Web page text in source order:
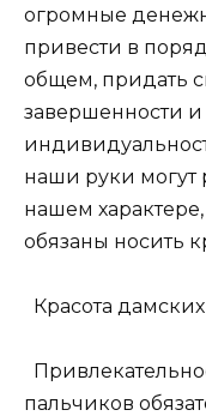
огромные
привести в
общем, придать
завершенности
наши руки могут
нашем
обязаны носить
Красота дамских
пальчиков